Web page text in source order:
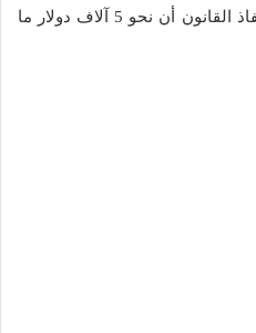
فورًا. ونقلت “تاس” عن جهات إنفاذ القانون أن نحو 5 آلاف دولار ما